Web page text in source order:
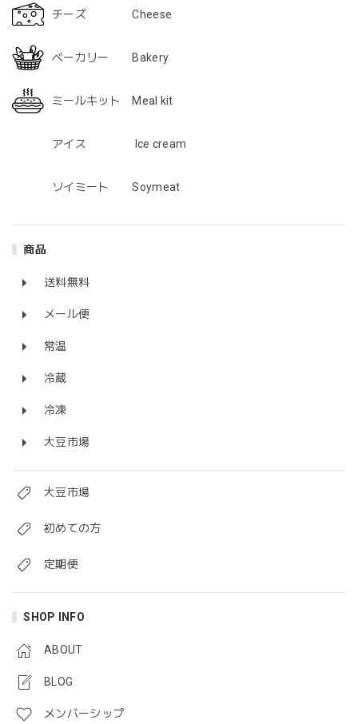
チーズ Cheese
ベーカリー Bakery
ミールキット Meal kit
アイス Ice cream
ソイミート Soymeat
商品
送料無料
メール便
常温
冷蔵
冷凍
大豆市場
大豆市場
初めての方
定期便
SHOP INFO
ABOUT
BLOG
メンバーシップ